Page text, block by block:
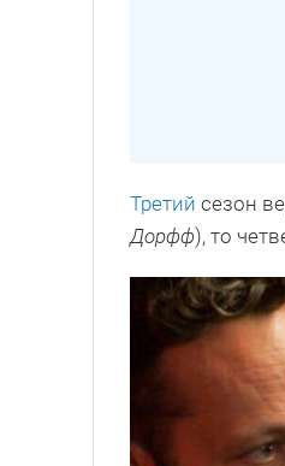
Третий сезон
Дорфф), то